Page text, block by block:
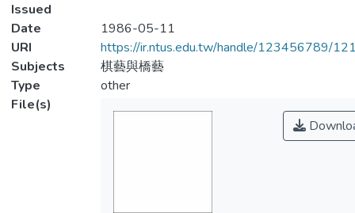
Issued
Date
1986-05-11
URI
https://ir.ntus.edu.tw/handle/123456789/
Subjects
棋藝與橋藝
Type
other
File(s)